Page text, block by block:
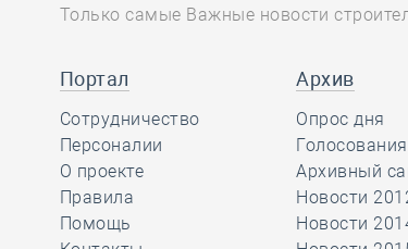
специалистов НРС
29.12, 12:20
В строительный полдень. Сразу две
станции новой линии метро
открыли в Культурной столице
Только самые Важные новости
Портал
Сотрудничество
Персоналии
О проекте
Правила
Помощь
Архив
Опрос дня
Голосования
Архивный
Новости
Новости